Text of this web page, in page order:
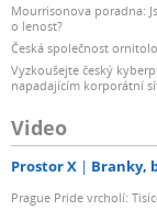
Mourrisonova poradna:
o lenost?
Česká společnost
Vyzkoušejte český
napadajícím korporátní
Video
Prostor X Branky,
Prague Pride vrcholí: